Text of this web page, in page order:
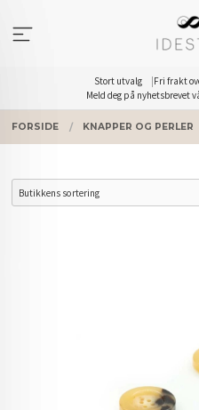
innholdet
Stort utvalg Fri frakt
Meld deg på nyhetsbrevet
FORSIDE KNAPPER OG PERLER